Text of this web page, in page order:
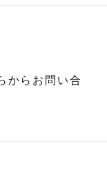
からお問い合